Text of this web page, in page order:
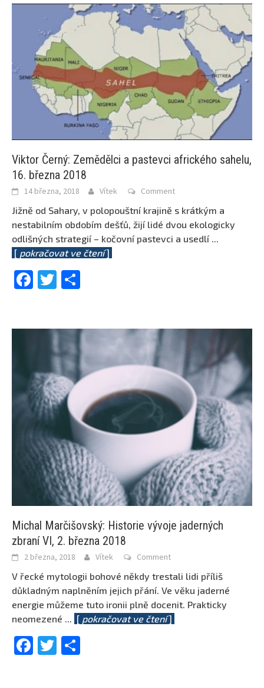
Viktor Černý: Zemědělci a pastevci afrického sahelu,
16. března 2018
14 března, 2018 Vítek Comment
Jižně od Sahary, v polopouštní krajině s krátkým a
nestabilním obdobím dešťů, žijí lidé dvou ekologicky
odlišných strategií – kočovní pastevci a usedlí ...
[ pokračovat ve čtení]
Facebook
Twitter
Michal Marčišovský: Historie vývoje jaderných
zbraní VI, 2. března 2018
2 března, 2018 Vítek Comment
V řecké mytologii bohové někdy trestali lidi příliš
důkladným naplněním jejich přání. Ve věku jaderné
energie můžeme tuto ironii plně docenit. Prakticky
neomezené ... [ pokračovat ve čtení]
Facebook
Twitter